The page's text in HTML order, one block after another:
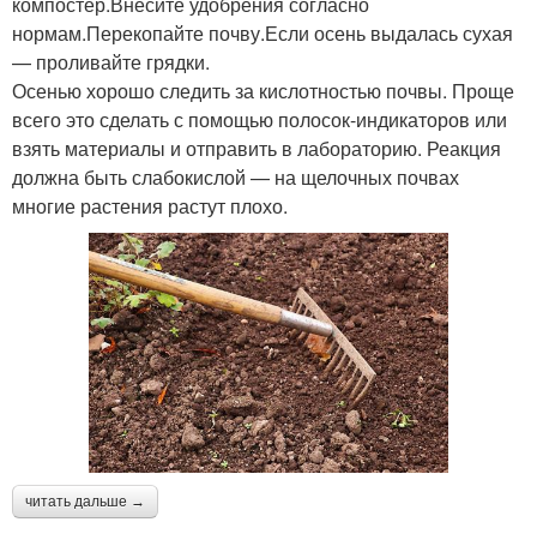
нормам.Перекопайте почву.Если осень выдалась сухая
— проливайте грядки.
Осенью хорошо следить за кислотностью почвы. Проще
всего это сделать с помощью полосок-индикаторов или
взять материалы и отправить в лабораторию. Реакция
должна быть слабокислой — на щелочных почвах
многие растения растут плохо.
читать дальше →